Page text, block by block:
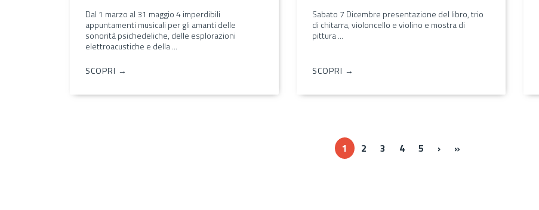
Dal 1 marzo al 31 maggio 4 imperdibili
appuntamenti musicali per gli amanti delle
sonorità psichedeliche, delle esplorazioni
elettroacustiche e della ...
SCOPRI →
Sabato 7 Dicembre presentazione del libro, trio
di chitarra, violoncello e violino e mostra di
pittura ...
SCOPRI →
1 2 3 4 5 ››› »